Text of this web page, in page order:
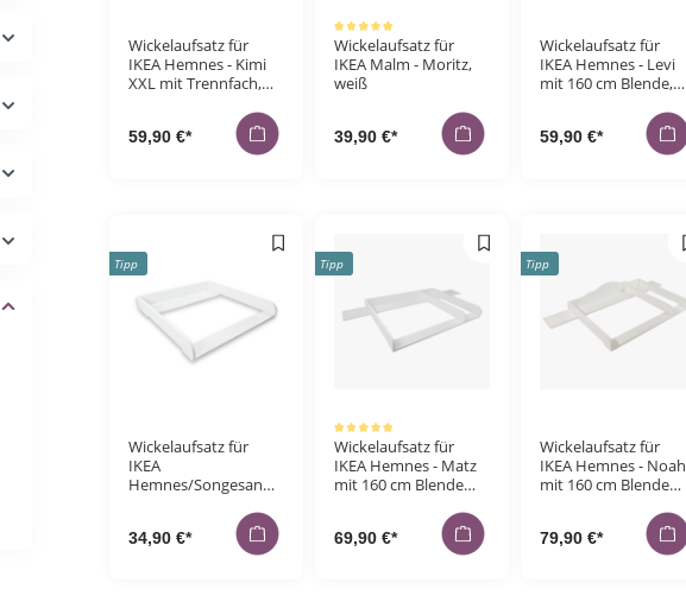
5 von 5 Sternen
4 von 5 Sternen
3 von 5 Sternen
2 von 5 Sternen
Wickelaufsatz für
IKEA Hemnes - Kimi
XXL mit Trennfach,
59,90 €*
Durchschnittliche Bewertung von 5 von 5 Sternen
Wickelaufsatz für
IKEA Malm - Moritz,
weiß
39,90 €*
Wickelaufsatz für
IKEA Hemnes - Levi
mit 160 cm Blende,
59,90 €*
Tipp
Wickelaufsatz für
IKEA
Hemnes/Songesand
34,90 €*
Tipp
Durchschnittliche Bewertung von 5 von 5 Sternen
Wickelaufsatz für
IKEA Hemnes - Matz
mit 160 cm Blende
2 cm Brettstärke
69,90 €*
Tipp
Wickelaufsatz für
IKEA Hemnes - Noah
mit 160 cm Blende
79,90 €*